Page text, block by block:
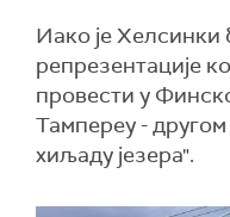
Иако је
репрезентације
провести у
Тампереу -
хиљаду језера".